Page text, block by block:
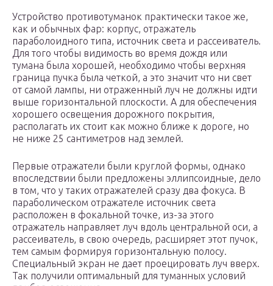
Устройство противотуманок практически такое же,
как и обычных фар: корпус, отражатель
параболоидного типа, источник света и рассеиватель.
Для того чтобы видимость во время дождя или
тумана была хорошей, необходимо чтобы верхняя
граница пучка была четкой, а это значит что ни свет
от самой лампы, ни отраженный луч не должны идти
выше горизонтальной плоскости. А для обеспечения
хорошего освещения дорожного покрытия,
располагать их стоит как можно ближе к дороге, но
не ниже 25 сантиметров над землей.
Первые отражатели были круглой формы, однако
впоследствии были предложены эллипсоидные, дело
в том, что у таких отражателей сразу два фокуса. В
параболическом отражателе источник света
расположен в фокальной точке, из-за этого
отражатель направляет луч вдоль центральной оси, а
рассеиватель, в свою очередь, расширяет этот пучок,
тем самым формируя горизонтальную полосу.
Специальный экран не дает проецировать луч вверх.
Так получили оптимальный для туманных условий